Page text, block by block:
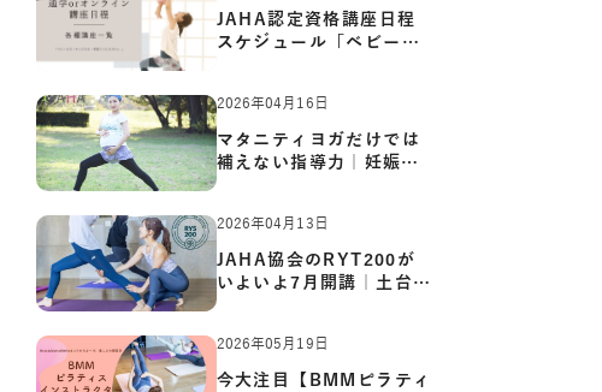
JAHA認定資格講座日程
スケジュール「ベビーヨ
2026年04月16日
マタニティヨガだけでは
補えない指導力｜妊娠期
の体…
2026年04月13日
JAHA協会のRYT200が
いよいよ7月開講｜土台か
ら応用ま…
2026年05月19日
今大注目【BMMピラティ